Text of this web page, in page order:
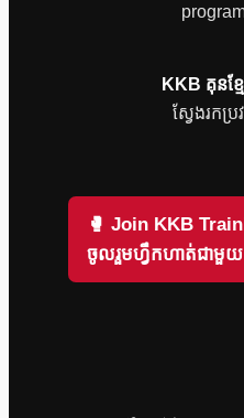
KKB គុនខ្មែ
ស្វែងរកប្
🥊 Join KKB
ចូលរួមហ្វឹកហាត់ជាមួ